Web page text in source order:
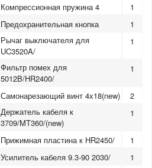
Компрессионная пружина 4
1
Предохранительная кнопка
1
Рычаг выключателя для
UC3520A/
1
Фильтр помех для
5012B/HR2400/
1
Самонарезающий винт 4х18(new)
2
Держатель кабеля к
3709/MT360/(new)
1
Прижимная пластина к HR2450/
1
Усилитель кабеля 9.3-90 2030/
1